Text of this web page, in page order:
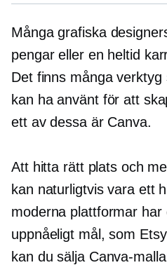
Många grafiska
pengar eller en heltid
Det finns många
kan ha använt för att
ett av dessa är Canva.
Att hitta rätt plats och
kan naturligtvis vara ett
moderna plattformar
uppnåeligt mål, som
kan du sälja Canva-